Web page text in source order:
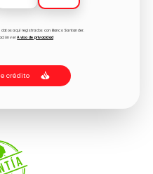
aquí registrados con Banco Santander.
verAviso de privacidad
crédito